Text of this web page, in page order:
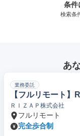
条件
検索条
あ
業務委託
【フルリモート
ＲＩＺＡＰ株式会社
フルリモート
完全歩合制